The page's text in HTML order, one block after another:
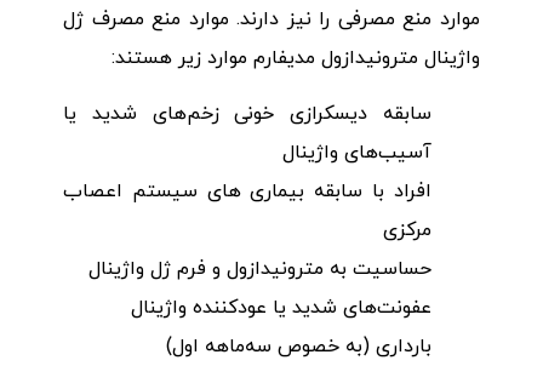
موارد منع مصرفی را نیز دارند. موارد منع مصرف ژل
واژینال مترونیدازول مدیفارم موارد زیر هستند:
سابقه دیسکرازی خونی زخم‌های شدید یا
آسیب‌های واژینال
افراد با سابقه بیماری های سیستم اعصاب
مرکزی
حساسیت به مترونیدازول و فرم ژل واژینال
عفونت‌های شدید یا عودکننده واژینال
بارداری (به خصوص سه‌ماهه اول)